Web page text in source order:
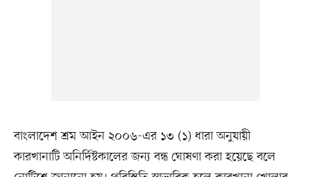
বাংলাদেশ শ্রম আইন ২০০৬-এর ১৩ (১) ধারা অনুযায়ী
কারখানাটি অনির্দিষ্টকালের জন্য বন্ধ ঘোষণা করা হয়েছে বলে